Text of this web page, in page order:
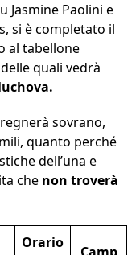
Jasmine Paolini e
si è completato il
al tabellone
quali vedrà
sovrano,
quanto perché
dell’una e
che non troverà
Orario